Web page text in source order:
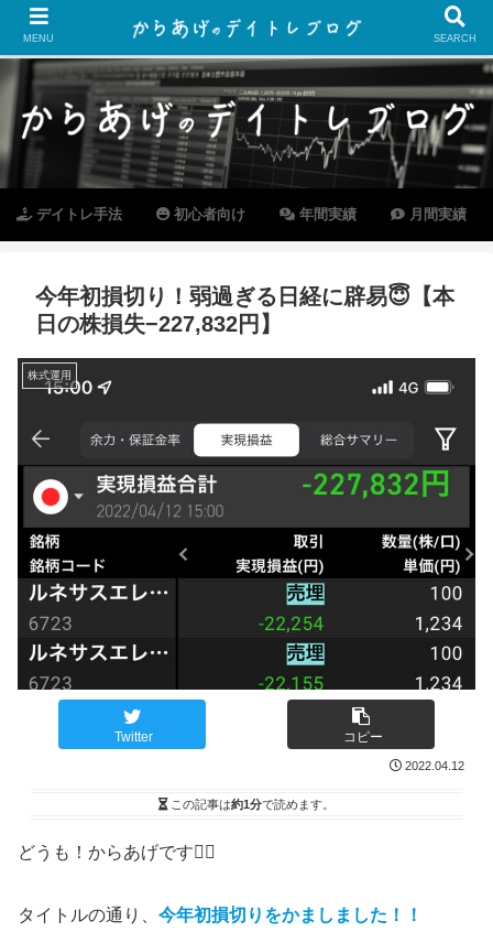
デイトレ手法 初心者向け 年間実績 月間実績
今年初損切り！弱過ぎる日経に辟易😇【本
日の株損失−227,832円】
株式運用
Twitter コピー
2022.04.12
この記事は約1分で読めます。
どうも！からあげです🙋‍♂️
タイトルの通り、 今年初損切りをかましました！！
MENU SEARCH